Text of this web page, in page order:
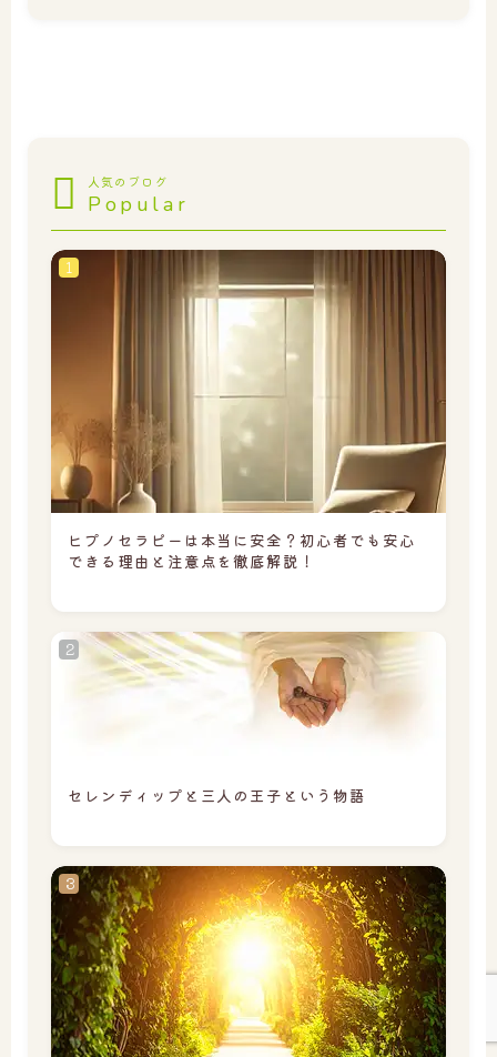
人気のブログ
Popular
ヒプノセラピーは本当に安全？初心者でも安心
できる理由と注意点を徹底解説！
セレンディップと三人の王子という物語